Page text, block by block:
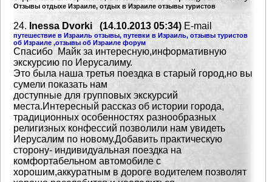
Отзывы отдыхе Израиле, отдых в Израиле отзывы туристов
24. Inessa Dvorki (14.10.2013 05:34) E-mail
путешествие в Израиль отзывы, путевки в Израиль, отзывы туристов
об Израиле ,отзывы об Израиле форум
Спасибо Майк за интересную,информативную
экскурсию по Иерусалиму.
Это была наша третья поездка в старый город,но вы
сумели показать нам
доступные для групповых экскурсий
места.Интересный рассказ об истории города,
традиционных особенностях разнообразных
религизных конфессий позволили нам увидеть
Иерусалим по новому.Добавить практическую
сторону- индивидуальная поездка на
комфортабельном автомобиле с
хорошим,аккуратным в дороге водителем позволят